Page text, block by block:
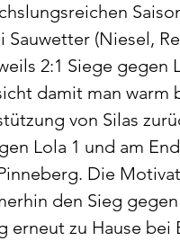
Sauwetter (Niesel,
2:1 Siege gegen
damit man warm
von Silas
Lola 1 und am
Die
den Sieg
erneut zu Hause